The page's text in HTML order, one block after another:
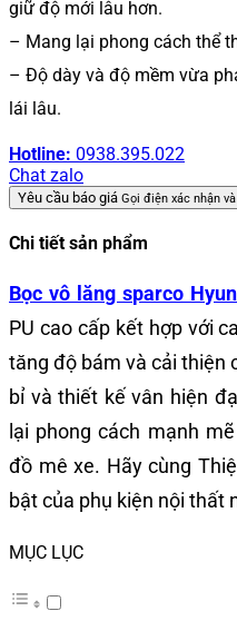
giữ độ mới lâu hơn.
– Mang lại phong cách thể
– Độ dày và độ mềm vừa
lái lâu.
Hotline: 0938.395.022
Chat zalo
Yêu cầu báo giá Gọi điện xác nhận
Chi tiết sản phẩm
Bọc vô lăng sparco
PU cao cấp kết hợp với
tăng độ bám và cải thiện
bỉ và thiết kế vân hiện
lại phong cách mạnh
đồ mê xe. Hãy cùng
bật của phụ kiện nội thất
MỤC LỤC